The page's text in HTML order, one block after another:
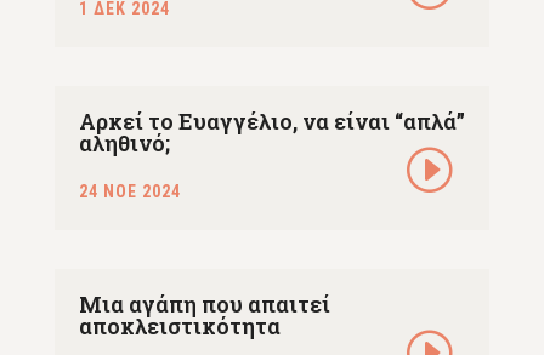
1 ΔΕΚ 2024
Αρκεί το Ευαγγέλιο, να είναι “απλά”
αληθινό;
24 ΝΟΕ 2024
Μια αγάπη που απαιτεί
αποκλειστικότητα